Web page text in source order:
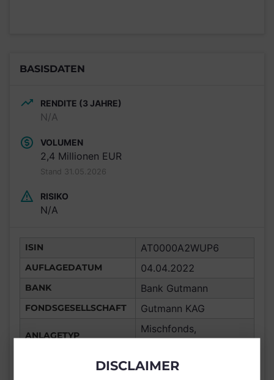
BASISDATEN
RENDITE (3 JAHRE)
N/A
VOLUMEN
2,4 Millionen EUR
Stand 31.05.2026
RISIKO
N/A
ISIN AT0000A2WUP6
AUFLAGEDATUM 04.04.2022
BANK Bank Gutmann
FONDSGESELLSCHAFT Gutmann KAG
ANLAGETYP
Mischfonds,
ANLAGEREGION Global
DISCLAIMER